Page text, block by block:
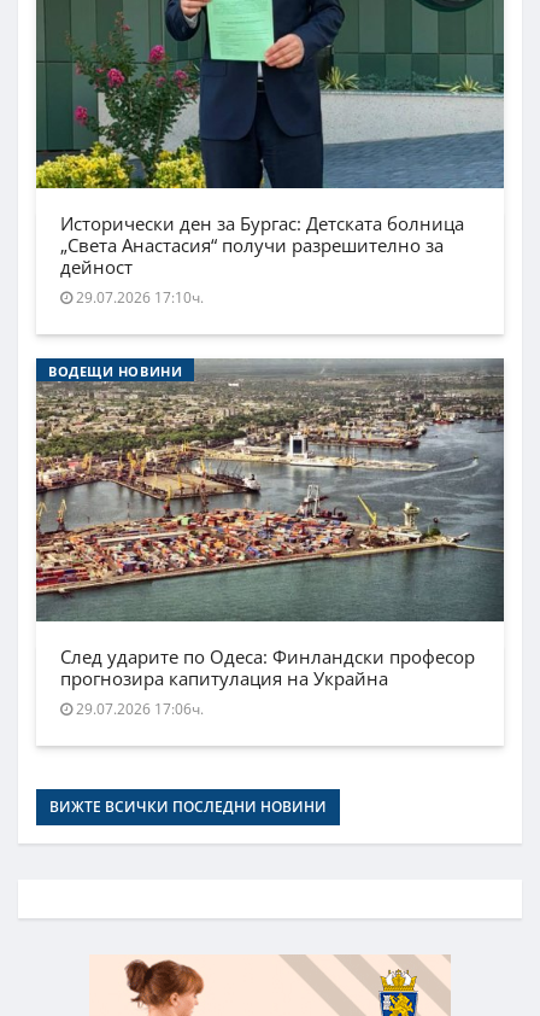
Исторически ден за Бургас: Детската болница
„Света Анастасия“ получи разрешително за
дейност
29.07.2026 17:10ч.
ВОДЕЩИ НОВИНИ
След ударите по Одеса: Финландски професор
прогнозира капитулация на Украйна
29.07.2026 17:06ч.
ВИЖТЕ ВСИЧКИ ПОСЛЕДНИ НОВИНИ